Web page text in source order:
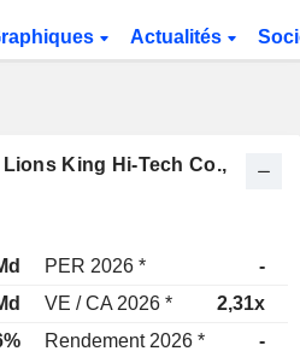
Actualités
King Hi-Tech Co.,
PER 2026 * -
VE / CA 2026 * 2,31x
Rendement 2026 * -